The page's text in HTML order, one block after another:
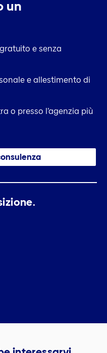
un
e senza
e allestimento di
o presso l’agenzia più